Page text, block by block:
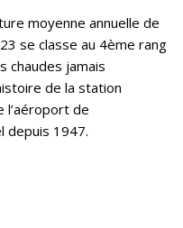
moyenne annuelle de
se classe au 4ème rang
chaudes jamais
de la station
l’aéroport de
depuis 1947.